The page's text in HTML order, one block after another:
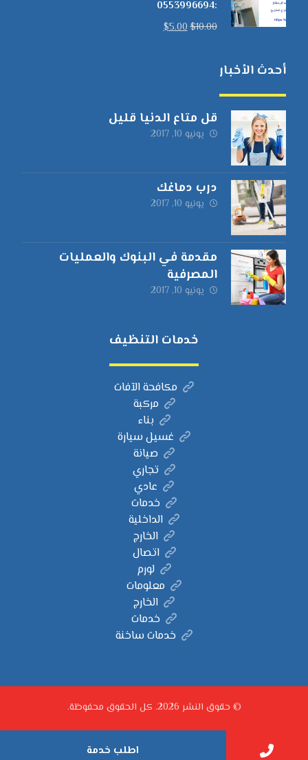
:0553996694
$10.00
$5.00
أحدث الأخبار
قل متاع الدنيا قليل
يونيو 10, 2017
درب دماغك
يونيو 10, 2017
مقدمة في البنوك والعمليات
المصرفية
يونيو 10, 2017
خدمات التنظيف
مكافحة الآفات
مركبة
بناء
غسيل سيارة
صيانة
تجاري
عادي
خدمات
الداخلية
الخارج
اتصال
لورم
معلومات
الخارج
خدمات
خدمات ساخنة
© حقوق النشر 2026. كل الحقوق محفوظة.
اطلب خدمة